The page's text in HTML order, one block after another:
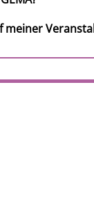
meiner